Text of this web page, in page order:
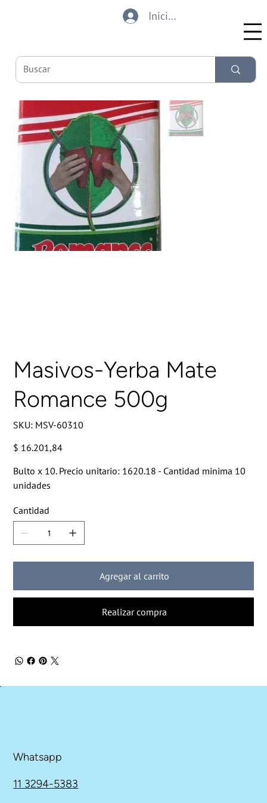
Iniciar sesión
Masivos-Yerba Mate
Romance 500g
SKU: SKU
MSV-
MSV-60310
Precio
$ 16.201,84
Bulto x 10. Precio unitario: 1620.18 - Cantidad minima 10
unidades
Cantidad
Agregar al carrito
Realizar compra
Whatsapp
11 3294-5383